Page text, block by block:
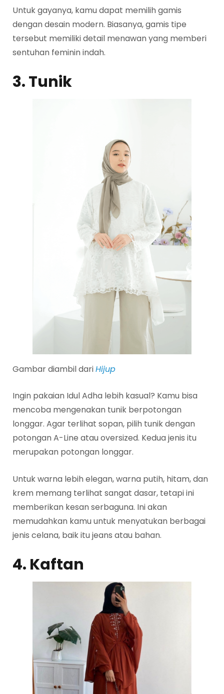
Untuk gayanya, kamu dapat memilih gamis
dengan desain modern. Biasanya, gamis tipe
tersebut memiliki detail menawan yang memberi
sentuhan feminin indah.
3. Tunik
Gambar diambil dariHijup
Ingin pakaian Idul Adha lebih kasual? Kamu bisa
mencoba mengenakan tunik berpotongan
longgar. Agar terlihat sopan, pilih tunik dengan
potongan A-Line atau oversized. Kedua jenis itu
merupakan potongan longgar.
Untuk warna lebih elegan, warna putih, hitam, dan
krem memang terlihat sangat dasar, tetapi ini
memberikan kesan serbaguna. Ini akan
memudahkan kamu untuk menyatukan berbagai
jenis celana, baik itu jeans atau bahan.
4. Kaftan